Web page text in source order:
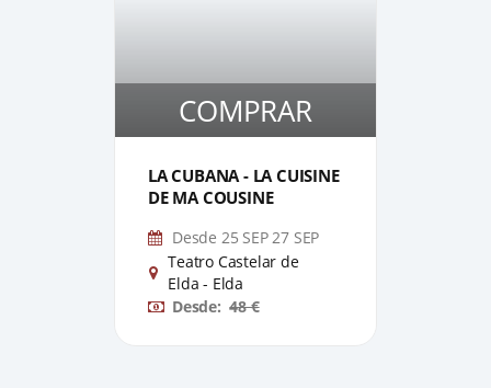
COMPRAR
LA CUBANA - LA CUISINE
DE MA COUSINE
Desde 25 SEP 27 SEP
Teatro Castelar de
Elda - Elda
Desde:48 €